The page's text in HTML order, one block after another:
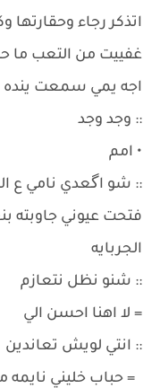
اتذكر رجاء وحقارتها
غفييت من التعب
اجه يمي سمعت
:: وجد وجد
• امم
:: شو اگعدي نامي ع
فتحت عيوني جاوبته
الجربايه
:: شنو نظل نتعازم
= لا اهنا احسن الي
:: انتي لويش تعاندين
= حباب خليني نايمه